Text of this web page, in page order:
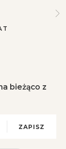
bieżąco z
ZAPISZ